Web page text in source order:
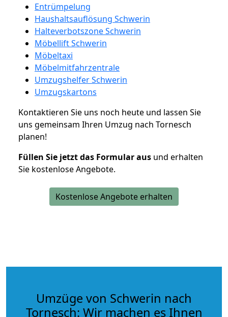
Entrümpelung
Haushaltsauflösung Schwerin
Halteverbotszone Schwerin
Möbellift Schwerin
Möbeltaxi
Möbelmitfahrzentrale
Umzugshelfer Schwerin
Umzugskartons
Kontaktieren Sie uns noch heute und lassen Sie
uns gemeinsam Ihren Umzug nach Tornesch
planen!
Füllen Sie jetzt das Formular aus und erhalten
Sie kostenlose Angebote.
Kostenlose Angebote erhalten
Umzüge von Schwerin nach
Tornesch: Wir machen es Ihnen